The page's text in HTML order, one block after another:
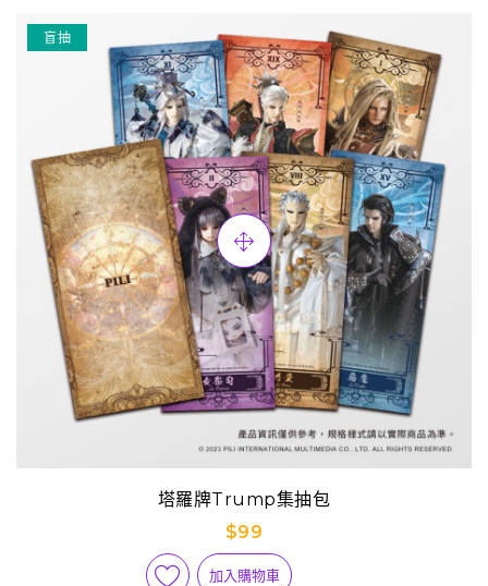
盲抽
塔羅牌Trump集抽包
$99
加入購物車